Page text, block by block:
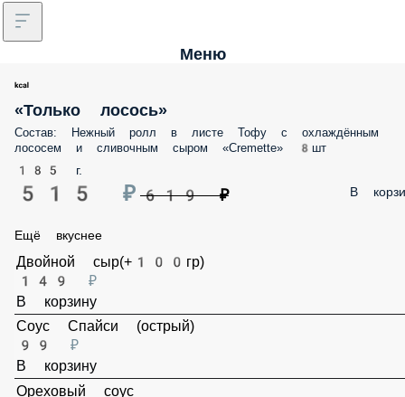
Меню
«Только лосось»
Состав: Нежный ролл в листе Тофу с охлаждённым лососем и
сливочным сыром «Cremette» 8шт
185 г.
515 ₽ 619 ₽ В
Ещё вкуснее
Двойной сыр(+100гр)
149 ₽
В корзину
Соус Спайси (острый)
99 ₽
В корзину